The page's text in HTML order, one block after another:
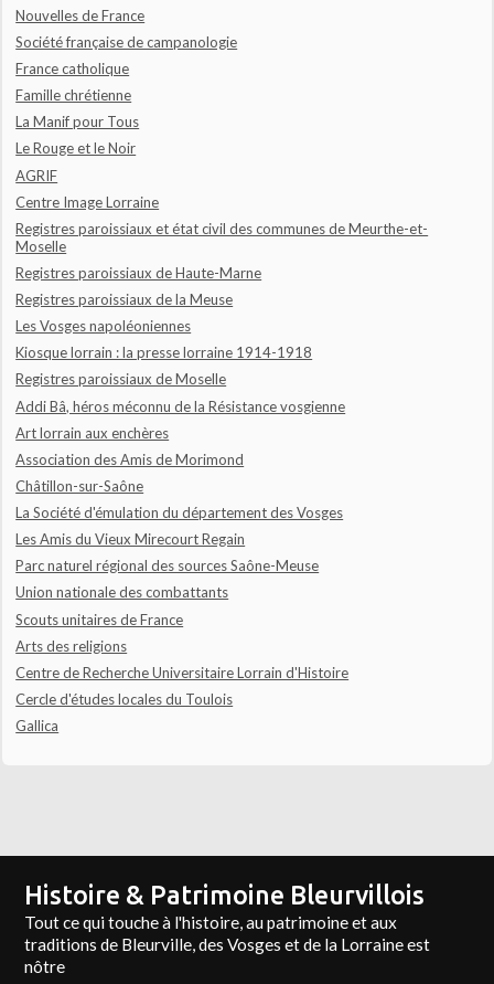
Nouvelles de France
Société française de campanologie
France catholique
Famille chrétienne
La Manif pour Tous
Le Rouge et le Noir
AGRIF
Centre Image Lorraine
Registres paroissiaux et état civil des communes de Meurthe-et-
Moselle
Registres paroissiaux de Haute-Marne
Registres paroissiaux de la Meuse
Les Vosges napoléoniennes
Kiosque lorrain : la presse lorraine 1914-1918
Registres paroissiaux de Moselle
Addi Bâ, héros méconnu de la Résistance vosgienne
Art lorrain aux enchères
Association des Amis de Morimond
Châtillon-sur-Saône
La Société d'émulation du département des Vosges
Les Amis du Vieux Mirecourt Regain
Parc naturel régional des sources Saône-Meuse
Union nationale des combattants
Scouts unitaires de France
Arts des religions
Centre de Recherche Universitaire Lorrain d'Histoire
Cercle d'études locales du Toulois
Gallica
Histoire & Patrimoine Bleurvillois
Tout ce qui touche à l'histoire, au patrimoine et aux
traditions de Bleurville, des Vosges et de la Lorraine est
nôtre